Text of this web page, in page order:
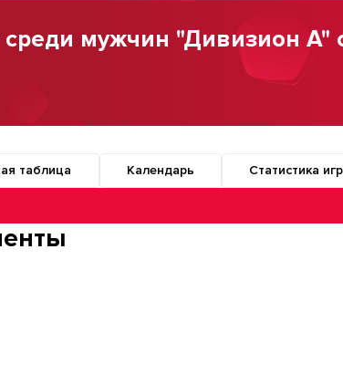
мужчин "Дивизион А"
таблица Календарь Статистика
разделам турнира